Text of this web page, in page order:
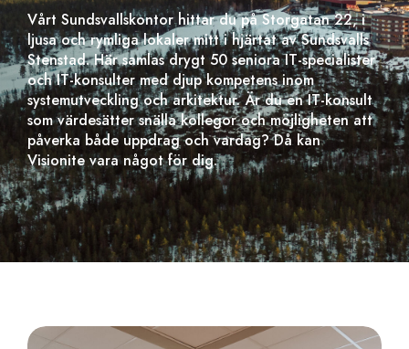
Vårt Sundsvallskontor hittar du på Storgatan 22, i
ljusa och rymliga lokaler mitt i hjärtat av Sundsvalls
Stenstad. Här samlas drygt 50 seniora IT-specialister
och IT-konsulter med djup kompetens inom
systemutveckling och arkitektur. Är du en IT-konsult
som värdesätter snälla kollegor och möjligheten att
påverka både uppdrag och vardag? Då kan
Visionite vara något för dig.